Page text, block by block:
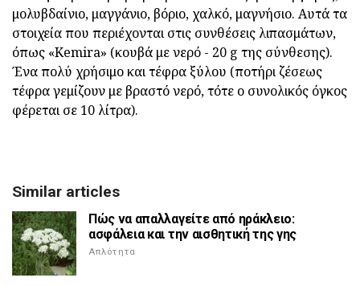
μολυβδαίνιο, μαγγάνιο, βόριο, χαλκό, μαγνήσιο. Αυτά τα
στοιχεία που περιέχονται στις συνθέσεις λιπασμάτων,
όπως «Kemira» (κουβά με νερό - 20 g της σύνθεσης).
Ένα πολύ χρήσιμο και τέφρα ξύλου (ποτήρι ζέσεως
τέφρα γεμίζουν με βραστό νερό, τότε ο συνολικός όγκος
φέρεται σε 10 λίτρα).
Similar articles
Πώς να απαλλαγείτε από ηράκλειο:
ασφάλεια και την αισθητική της γης
Απλότητα